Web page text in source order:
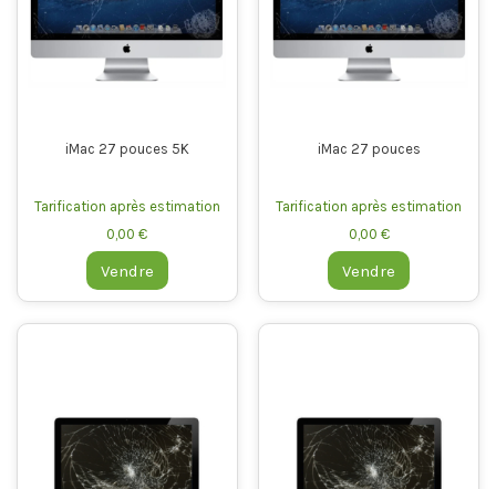
iMac 27 pouces 5K
Tarification après estimation
0,00 €
Vendre
iMac 27 pouces
Tarification après estimation
0,00 €
Vendre